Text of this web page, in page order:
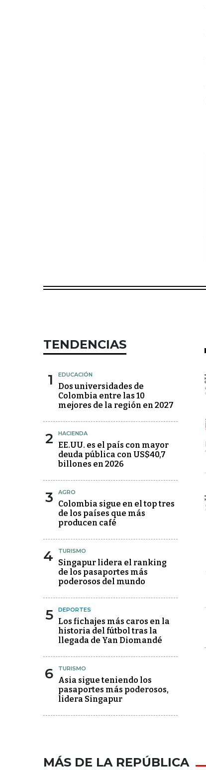
TENDENCIAS
1 EDUCACIÓN
Dos universidades de
Colombia entre las 10
mejores de la región en 2027
2 HACIENDA
EE.UU. es el país con mayor
deuda pública con US$40,7
billones en 2026
3 AGRO
Colombia sigue en el top tres
de los países que más
producen café
4 TURISMO
Singapur lidera el ranking
de los pasaportes más
poderosos del mundo
5 DEPORTES
Los fichajes más caros en la
historia del fútbol tras la
llegada de Yan Diomandé
6 TURISMO
Asia sigue teniendo los
pasaportes más poderosos,
lidera Singapur
MÁS DE LA REPÚBLICA